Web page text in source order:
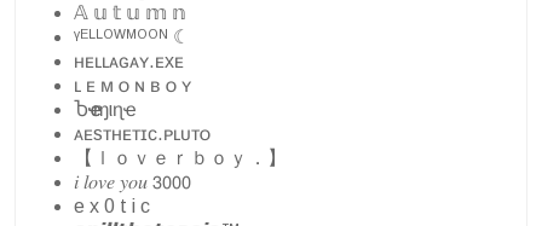
𝔸 𝕦 𝕥 𝕦 𝕞 𝕟
ᵞᴱᴸᴸᴼᵂᴹᴼᴼᴺ ☾
ʜᴇʟʟᴀɢᴀʏ.ᴇxᴇ
ʟ ᴇ ᴍ ᴏ ɴ ʙ ᴏ ʏ
Ⴆҽҽ ɱιɳҽ
ᴀᴇsᴛʜᴇᴛɪᴄ.ᴘʟᴜᴛᴏ
【ｌｏｖｅｒｂｏｙ．】
𝑖 𝑙𝑜𝑣𝑒 𝑦𝑜𝑢 𝟥𝟢𝟢𝟢
e x 0 t i c